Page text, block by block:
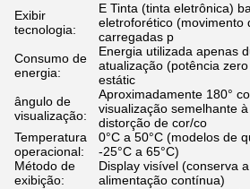
Exibir
tecnologia:
E Tinta (tinta eletrônica)
eletroforético (movimento
carregadas p
Consumo de
energia:
Energia utilizada apenas
atualização (potência
estátic
ângulo de
visualização:
Aproximadamente 180°
visualização semelhante
distorção de cor/co
Temperatura
operacional:
0°C a 50°C (modelos de
-25°C a 65°C)
Método de
exibição:
Display visível (conserva
alimentação contínua)